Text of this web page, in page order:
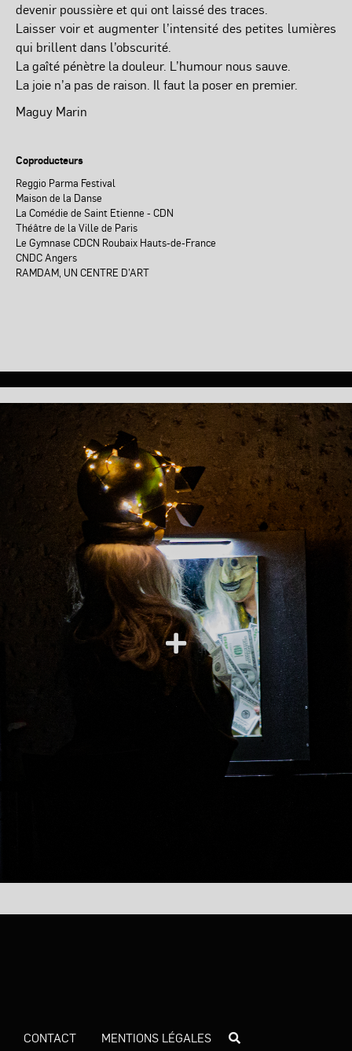
devenir poussière et qui ont laissé des traces.
Laisser voir et augmenter l’intensité des petites lumières
qui brillent dans l’obscurité.
La gaîté pénètre la douleur. L’humour nous sauve.
La joie n’a pas de raison. Il faut la poser en premier.
Maguy Marin
Coproducteurs
Reggio Parma Festival
Maison de la Danse
La Comédie de Saint Etienne - CDN
Théâtre de la Ville de Paris
Le Gymnase CDCN Roubaix Hauts-de-France
CNDC Angers
RAMDAM, UN CENTRE D’ART
CONTACT MENTIONS LÉGALES